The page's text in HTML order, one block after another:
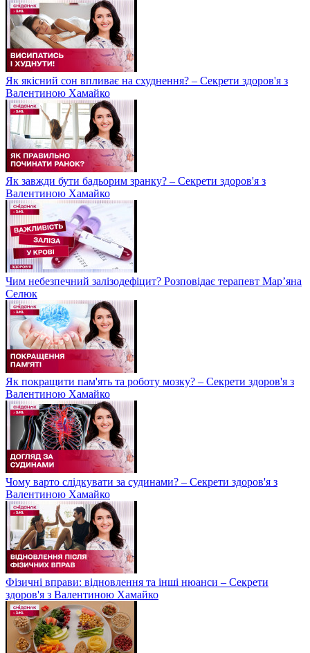
Як якісний сон впливає на схуднення? – Секрети здоров'я з
Валентиною Хамайко
Як завжди бути бадьорим зранку? – Секрети здоров'я з
Валентиною Хамайко
Чим небезпечний залізодефіцит? Розповідає терапевт Мар’яна
Селюк
Як покращити пам'ять та роботу мозку? – Секрети здоров'я з
Валентиною Хамайко
Чому варто слідкувати за судинами? – Секрети здоров'я з
Валентиною Хамайко
Фізичні вправи: відновлення та інші нюанси – Секрети
здоров'я з Валентиною Хамайко